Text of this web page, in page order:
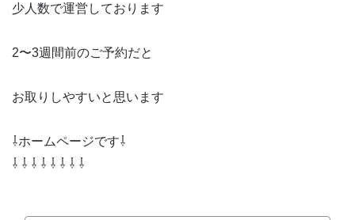
少人数で運営しております
2〜3週間前のご予約だと
お取りしやすいと思います
⇩ホームページです⇩
⇩ ⇩ ⇩ ⇩ ⇩ ⇩ ⇩ ⇩